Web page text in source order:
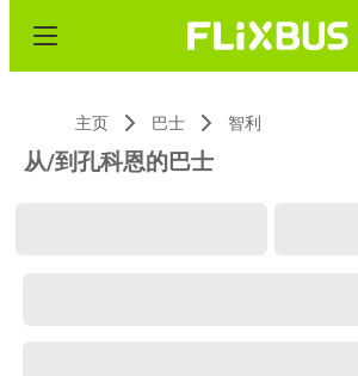
主页 巴士 智利
从/到孔科恩的巴士